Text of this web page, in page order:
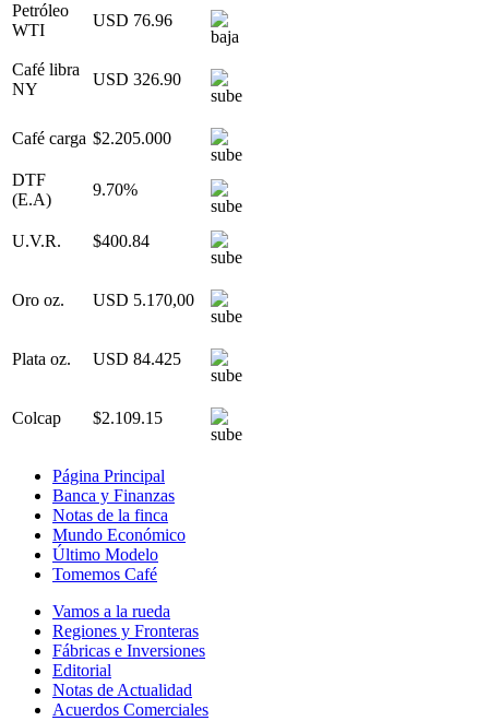
Petróleo
WTI
USD 76.96
Café libra
NY
USD 326.90
Café carga $2.205.000
DTF
(E.A)
9.70%
U.V.R. $400.84
Oro oz. USD 5.170,00
Plata oz. USD 84.425
Colcap $2.109.15
Página Principal
Banca y Finanzas
Notas de la finca
Mundo Económico
Último Modelo
Tomemos Café
Vamos a la rueda
Regiones y Fronteras
Fábricas e Inversiones
Editorial
Notas de Actualidad
Acuerdos Comerciales